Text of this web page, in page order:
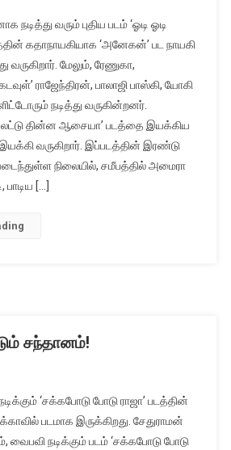
வரும் புதிய படம் ‘ஓடி ஓடி
கதாநாயகியாக ‘அனேகன்’ பட நாயகி
வருகிறார். மேலும், ரேணுகா,
ராஜேந்திரன், பாலாஜி பாஸ்கி, யோகி
நடித்து வருகின்றனர்.
தின்ன ஆசையா’ படத்தை இயக்கிய
வருகிறார். இப்படத்தின் இரண்டு
நிலையில், சமீபத்தில் அமைரா
[…]
சந்தானம்!
‘சக்கபோடு போடு ராஜா’ படத்தின்
படமாக இருக்கிறது. சேதுராமன்
நடிக்கும் படம் ‘சக்கபோடு போடு